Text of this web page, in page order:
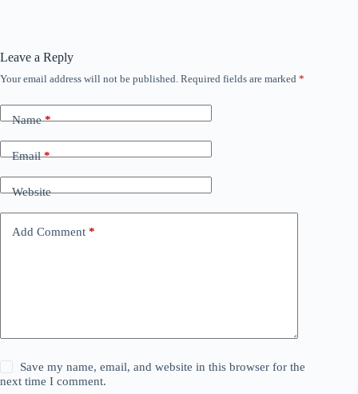
Leave a Reply
Your email address will not be published. Required fields are marked *
Name*
Email*
Website
Add Comment *
Save my name, email, and website in this browser for the
next time I comment.